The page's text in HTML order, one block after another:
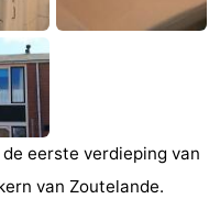
eerste verdieping van
van Zoutelande.